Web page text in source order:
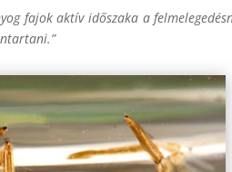
fajok aktív időszaka a